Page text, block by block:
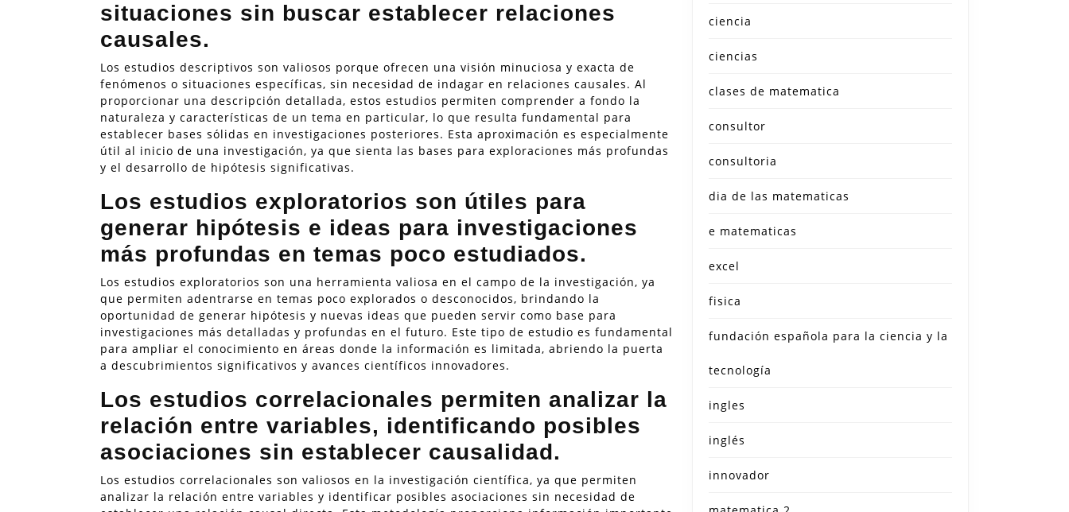
situaciones sin buscar establecer relaciones
causales.
Los estudios descriptivos son valiosos porque ofrecen una visión minuciosa y exacta de
fenómenos o situaciones específicas, sin necesidad de indagar en relaciones causales. Al
proporcionar una descripción detallada, estos estudios permiten comprender a fondo la
naturaleza y características de un tema en particular, lo que resulta fundamental para
establecer bases sólidas en investigaciones posteriores. Esta aproximación es especialmente
útil al inicio de una investigación, ya que sienta las bases para exploraciones más profundas
y el desarrollo de hipótesis significativas.
Los estudios exploratorios son útiles para
generar hipótesis e ideas para investigaciones
más profundas en temas poco estudiados.
Los estudios exploratorios son una herramienta valiosa en el campo de la investigación, ya
que permiten adentrarse en temas poco explorados o desconocidos, brindando la
oportunidad de generar hipótesis y nuevas ideas que pueden servir como base para
investigaciones más detalladas y profundas en el futuro. Este tipo de estudio es fundamental
para ampliar el conocimiento en áreas donde la información es limitada, abriendo la puerta
a descubrimientos significativos y avances científicos innovadores.
Los estudios correlacionales permiten analizar la
relación entre variables, identificando posibles
asociaciones sin establecer causalidad.
Los estudios correlacionales son valiosos en la investigación científica, ya que permiten
analizar la relación entre variables y identificar posibles asociaciones sin necesidad de
ciencia
ciencias
clases de matematica
consultor
consultoria
dia de las matematicas
e matematicas
excel
fisica
fundación española para la ciencia y la
tecnología
ingles
inglés
innovador